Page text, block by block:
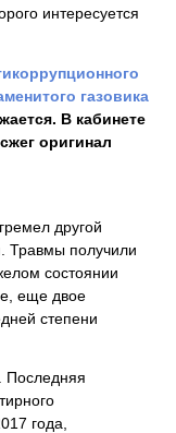
интересуется
газовика
В кабинете
оригинал
другой
Травмы получили
состоянии
еще двое
степени
Последняя
года,